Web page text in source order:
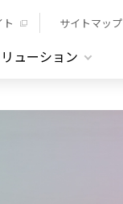
サイトマップ
ューション